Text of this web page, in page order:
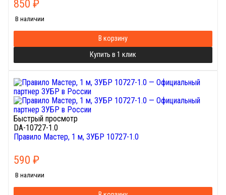
850 ₽
В наличии
В корзину
Купить в 1 клик
Быстрый просмотр
DA-10727-1.0
Правило Мастер, 1 м, ЗУБР 10727-1.0
590 ₽
В наличии